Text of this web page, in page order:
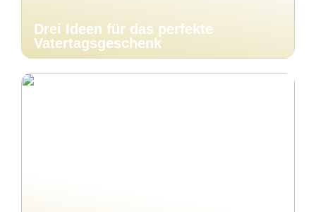
Drei Ideen für das perfekte
Vatertagsgeschenk